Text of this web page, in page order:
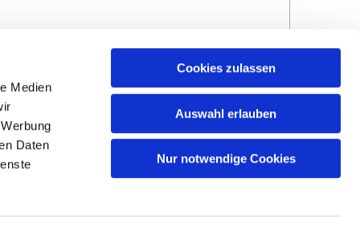
Medien
Daten
Cookies zulassen
Auswahl erlauben
Nur notwendige Cookies
Impressum und